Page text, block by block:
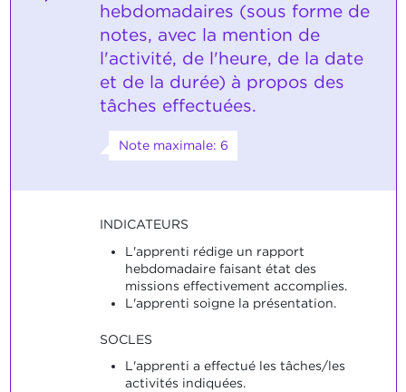
hebdomadaires (sous forme de
notes, avec la mention de
l'activité, de l'heure, de la date
et de la durée) à propos des
tâches effectuées.
Note maximale: 6
INDICATEURS
L'apprenti rédige un rapport
hebdomadaire faisant état des
missions effectivement accomplies.
L'apprenti soigne la présentation.
SOCLES
L'apprenti a effectué les tâches/les
activités indiquées.